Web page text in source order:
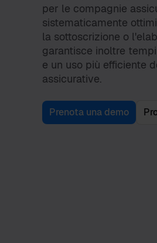
per le compagnie
sistematicamente
la sottoscrizione o
garantisce inoltre
e un uso più efficiente
assicurative.
Prenota una demo